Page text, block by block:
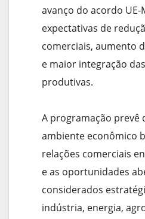
avanço do acordo
expectativas de
comerciais, aumento
e maior integração
produtivas.
A programação prevê
ambiente econômico
relações comerciais
e as oportunidades
considerados
indústria, energia,